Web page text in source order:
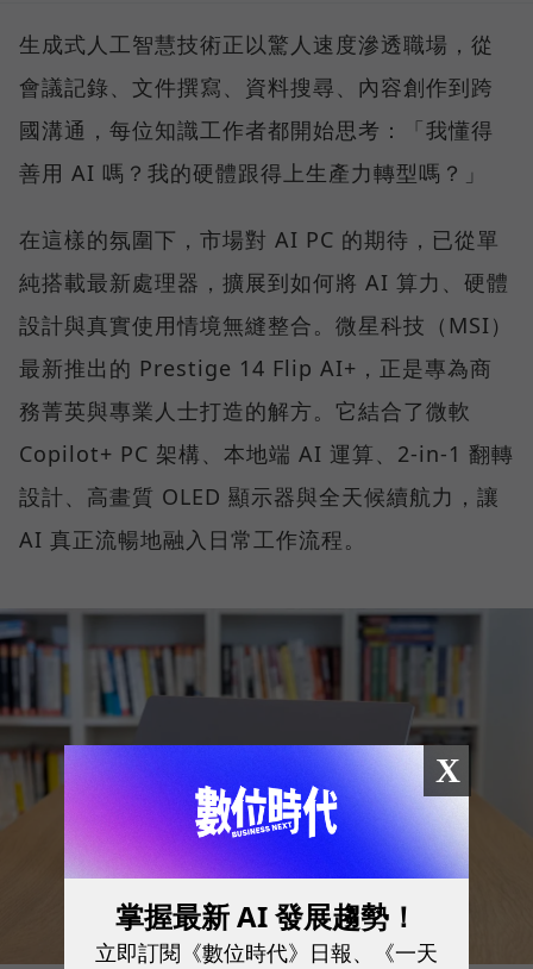
生成式人工智慧技術正以驚人速度滲透職場，從
會議記錄、文件撰寫、資料搜尋、內容創作到跨
國溝通，每位知識工作者都開始思考：「我懂得
善用 AI 嗎？我的硬體跟得上生產力轉型嗎？」
在這樣的氛圍下，市場對 AI PC 的期待，已從單
純搭載最新處理器，擴展到如何將 AI 算力、硬體
設計與真實使用情境無縫整合。微星科技（MSI）
最新推出的 Prestige 14 Flip AI+，正是專為商
務菁英與專業人士打造的解方。它結合了微軟
Copilot+ PC 架構、本地端 AI 運算、2-in-1 翻轉
設計、高畫質 OLED 顯示器與全天候續航力，讓
AI 真正流暢地融入日常工作流程。
X
掌握最新 AI 發展趨勢！
立即訂閱《數位時代》日報、《一天